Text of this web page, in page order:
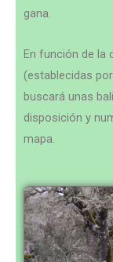
gana.
En función de la
(establecidas
buscará unas
disposición y
mapa.